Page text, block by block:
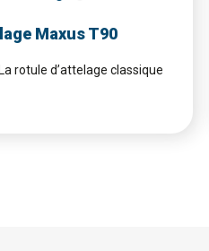
Maxus T90
rotule d’attelage classique